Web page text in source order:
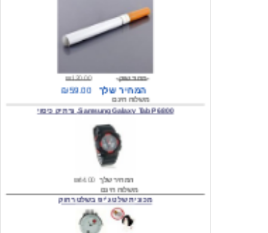
₪120.00
משלוח חינם
Samsung Galaxy Tab P6800, נרתיק כיסוי
המחיר שלך
משלוח חינם
₪300.00 מחיר שוק